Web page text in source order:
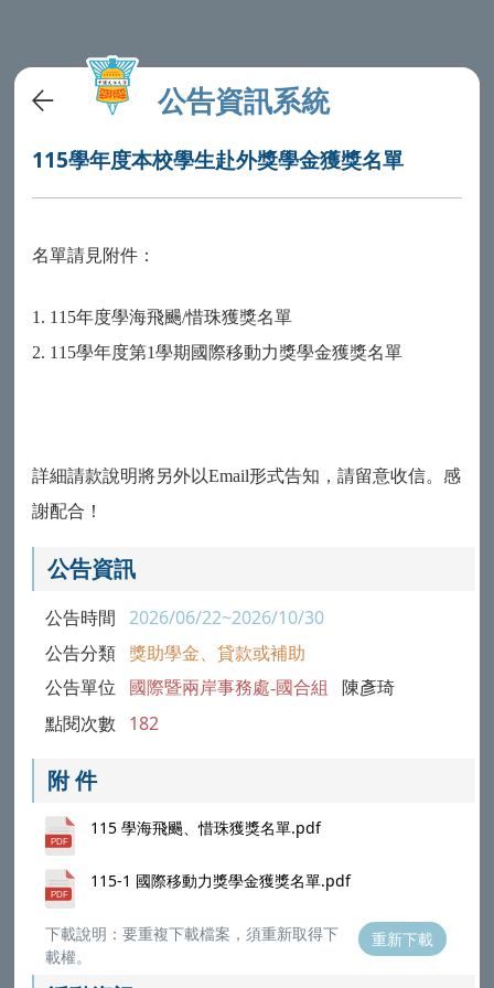
公告資訊系統
115學年度本校學生赴外獎學金獲獎名單
名單請見附件：
1. 115年度學海飛颺/惜珠獲獎名單
2. 115學年度第1學期國際移動力獎學金獲獎名單
詳細請款說明將另外以Email形式告知，請留意收信。感
謝配合！
公告資訊
公告時間 2026/06/22~2026/10/30
公告分類 獎助學金、貸款或補助
公告單位 國際暨兩岸事務處-國合組 陳彥琦
點閱次數 182
附 件
115 學海飛颺、惜珠獲獎名單.pdf
115-1 國際移動力獎學金獲獎名單.pdf
下載說明：要重複下載檔案，須重新取得下
載權。
重新下載